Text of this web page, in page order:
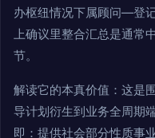
办枢纽情况下属顾问—登
上确议里整合汇总是通常
节。
解读它的本真价值：这是
导计划衍生到业务全周期
即：提供社会部分性质事